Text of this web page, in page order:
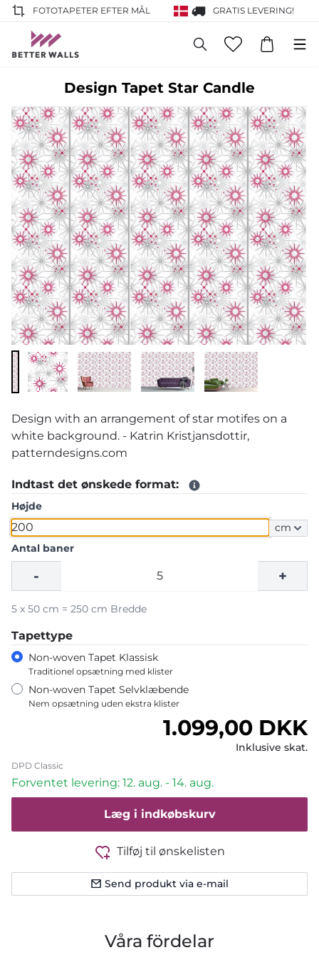
FOTOTAPETER EFTER MÅL GRATIS LEVERING!
Design Tapet Star Candle
Design with an arrangement of star motifes on a
white background. - Katrin Kristjansdottir,
patterndesigns.com
Indtast det ønskede format:
Højde
cm
Antal baner
- +
5 x 50 cm = 250 cm Bredde
Tapettype
Non-woven Tapet Klassisk
Traditionel opsætning med klister
Non-woven Tapet Selvklæbende
Nem opsætning uden ekstra klister
Normalpris
1.099,00 DKK
Inklusive skat.
DPD Classic
Forventet levering: 12. aug. - 14. aug.
Læg i indkøbskurv
Tilføj til ønskelisten
Send produkt via e-mail
Våra fördelar